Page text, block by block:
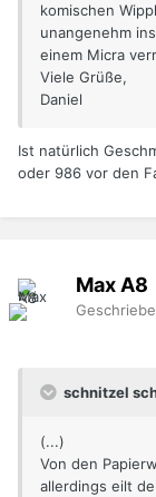
komischen
unangenehm
einem Micra
Viele Grüße,
Daniel
Ist natürlich
oder 986 vor den
Max A8
schnitzel
(...)
Von den
allerdings eilt